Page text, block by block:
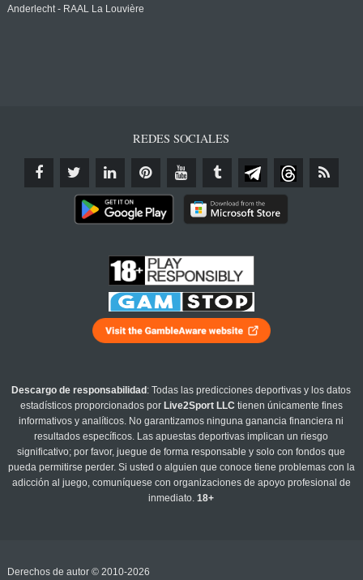
Anderlecht - RAAL La Louvière
REDES SOCIALES
Descargo de responsabilidad : Todas las predicciones deportivas y los datos
estadísticos proporcionados por Live2Sport LLC tienen únicamente fines
informativos y analíticos. No garantizamos ninguna ganancia financiera ni
resultados específicos. Las apuestas deportivas implican un riesgo
significativo; por favor, juegue de forma responsable y solo con fondos que
pueda permitirse perder. Si usted o alguien que conoce tiene problemas con la
adicción al juego, comuníquese con organizaciones de apoyo profesional de
inmediato.18+
Derechos de autor © 2010-2026